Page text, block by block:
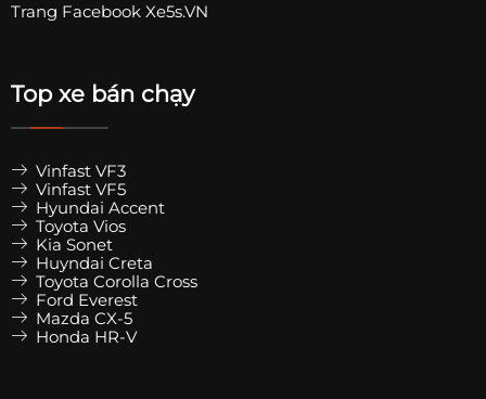
Trang Facebook Xe5s.VN
Top xe bán chạy
Vinfast VF3
Vinfast VF5
Hyundai Accent
Toyota Vios
Kia Sonet
Huyndai Creta
Toyota Corolla Cross
Ford Everest
Mazda CX-5
Honda HR-V